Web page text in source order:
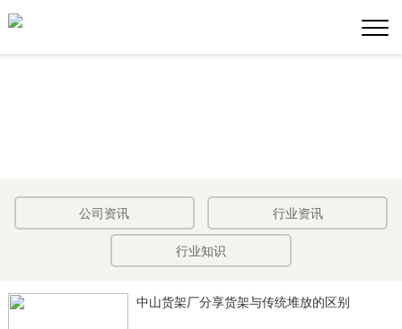
公司资讯 行业资讯
行业知识
中山货架厂分享货架与传统堆放的区别